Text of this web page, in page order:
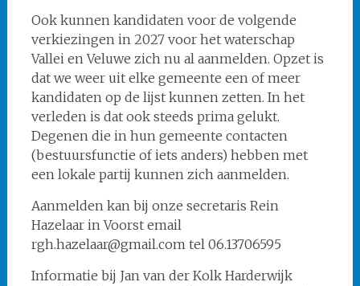
Ook kunnen kandidaten voor de volgende
verkiezingen in 2027 voor het waterschap
Vallei en Veluwe zich nu al aanmelden. Opzet is
dat we weer uit elke gemeente een of meer
kandidaten op de lijst kunnen zetten. In het
verleden is dat ook steeds prima gelukt.
Degenen die in hun gemeente contacten
(bestuursfunctie of iets anders) hebben met
een lokale partij kunnen zich aanmelden.
Aanmelden kan bij onze secretaris Rein
Hazelaar in Voorst email
rgh.hazelaar@gmail.com tel 06.13706595
Informatie bij Jan van der Kolk Harderwijk